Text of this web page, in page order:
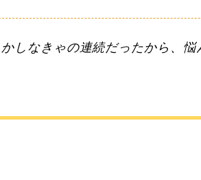
しなきゃの連続だったから、悩